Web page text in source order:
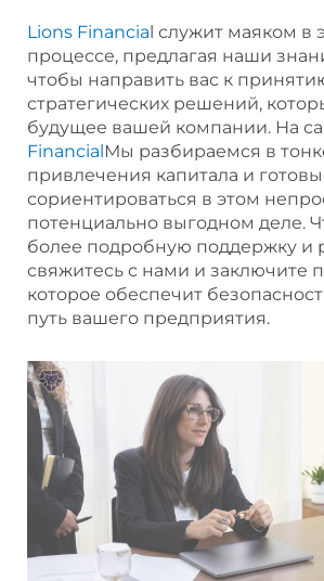
Lions Financia l служит маяком в
процессе, предлагая наши
чтобы направить вас к
стратегических решений,
будущее вашей компании. На
Financial Мы разбираемся в
привлечения капитала и
сориентироваться в этом
потенциально выгодном деле.
более подробную поддержку и
свяжитесь с нами и заключите
которое обеспечит
путь вашего предприятия.